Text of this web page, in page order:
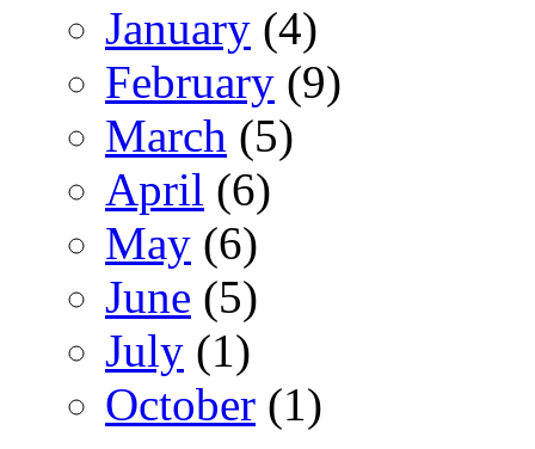
January (4)
February (9)
March (5)
April (6)
May (6)
June (5)
July (1)
October (1)